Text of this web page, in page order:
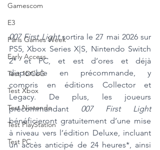
Gamescom
E3
Paris Games Week
Early Access
Test 1DCoG
Test Xbox
Test Nintendo
Test PlayStation
Test PC
007 First Light sortira le 27 mai 2026 sur
PS5, Xbox Series X|S, Nintendo Switch
2* et PC, et est d’ores et déjà
disponible en précommande, y
compris en éditions Collector et
Legacy. De plus, les joueurs
précommandant 007 First Light
bénéficieront gratuitement d’une mise
à niveau vers l’édition Deluxe, incluant
un accès anticipé de 24 heures*, ainsi